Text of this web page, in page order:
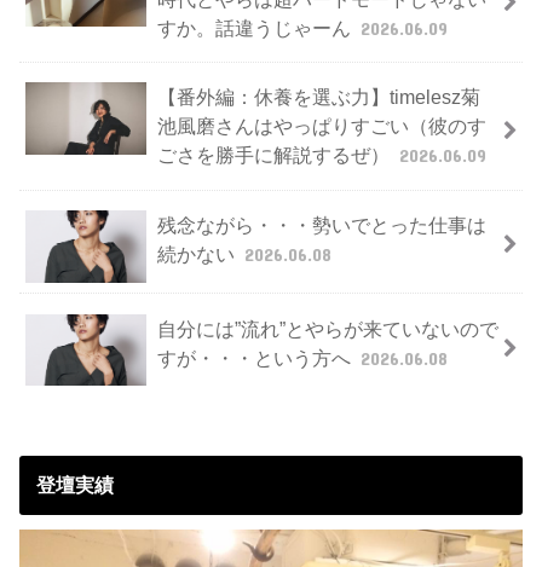
すか。話違うじゃーん
2026.06.09
【番外編：休養を選ぶ力】timelesz菊
池風磨さんはやっぱりすごい（彼のす
ごさを勝手に解説するぜ）
2026.06.09
残念ながら・・・勢いでとった仕事は
続かない 2026.06.08
自分には”流れ”とやらが来ていないので
すが・・・という方へ 2026.06.08
登壇実績